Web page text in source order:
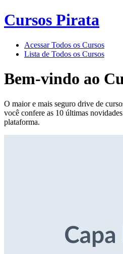
Cursos Pirata
Acessar Todos os Cursos
Lista de Todos os Cursos
Bem-vindo ao
O maior e mais seguro drive de
você confere as 10 últimas
plataforma.